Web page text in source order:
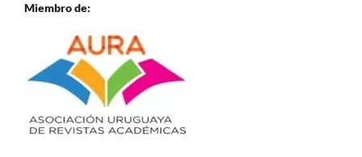
Miembro de: